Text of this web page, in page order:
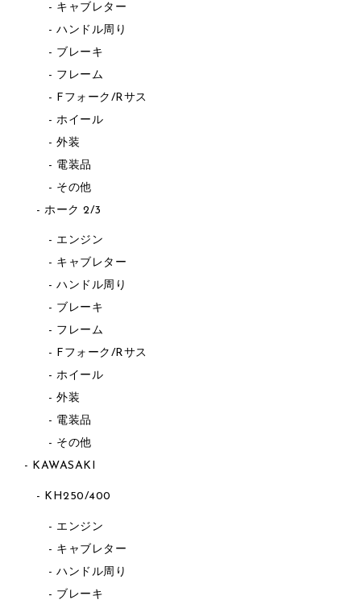
キャブレター
ハンドル周り
ブレーキ
フレーム
Fフォーク/Rサス
ホイール
外装
電装品
その他
ホーク 2/3
エンジン
キャブレター
ハンドル周り
ブレーキ
フレーム
Fフォーク/Rサス
ホイール
外装
電装品
その他
KAWASAKI
KH250/400
エンジン
キャブレター
ハンドル周り
ブレーキ